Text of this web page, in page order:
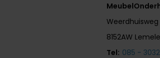
Weerdhuisweg
8152AW
Tel: 085 -